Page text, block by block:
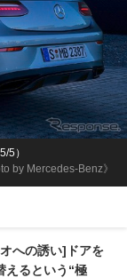
by Mercedes-Benz》
5）
への誘い]ドアを
えるという“極